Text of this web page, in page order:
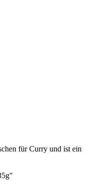
für Curry und ist ein